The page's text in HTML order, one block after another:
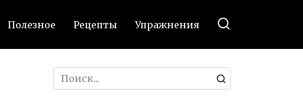
Полезное Рецепты Упражнения
Search
for: